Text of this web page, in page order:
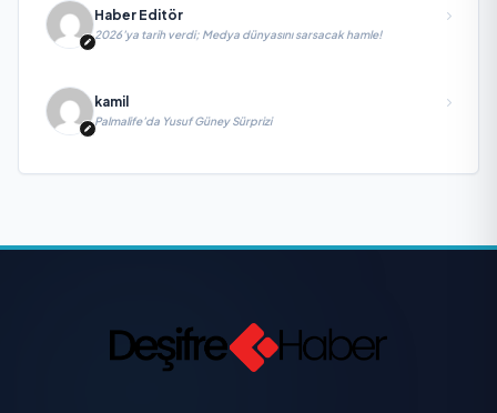
Haber Editör
2026’ya tarih verdi; Medya dünyasını sarsacak hamle!
kamil
Palmalife’da Yusuf Güney Sürprizi